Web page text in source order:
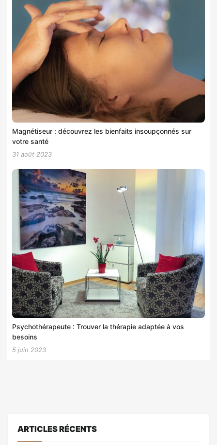
Magnétiseur : découvrez les bienfaits insoupçonnés sur
votre santé
31 août 2023
Psychothérapeute : Trouver la thérapie adaptée à vos
besoins
5 juin 2023
ARTICLES RÉCENTS